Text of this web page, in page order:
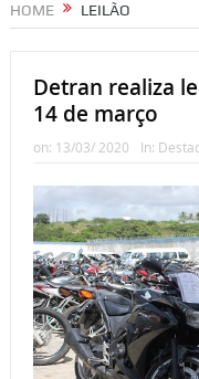
HOME LEILÃO
Detran realiza
14 de março
on: 13/03/ 2020 In: